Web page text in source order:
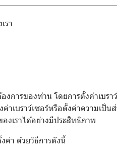
รา
ารของท่าน โดยการตั้งค่าเบร
เบราว์เซอร์หรือตั้งค่าความเ
งเราได้อย่างมีประสิทธิภาพ
ค่า ด้วยวิธีการดังนี้